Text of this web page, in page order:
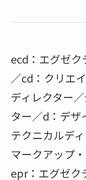
ecd：エグゼク
／cd：クリエ
ディレクター
ター／d：デザ
テクニカルデ
マークアップ
epr：エグゼク